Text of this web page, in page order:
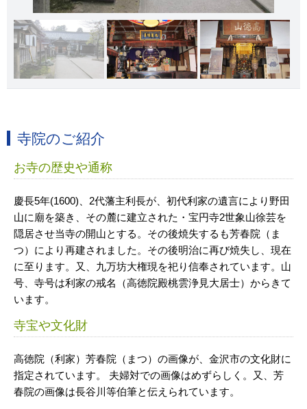
寺院のご紹介
お寺の歴史や通称
慶長5年(1600)、2代藩主利長が、初代利家の遺言により野田
山に廟を築き、その麓に建立された・宝円寺2世象山徐芸を
隠居させ当寺の開山とする。その後焼失するも芳春院（ま
つ）により再建されました。その後明治に再び焼失し、現在
に至ります。又、九万坊大権現を祀り信奉されています。山
号、寺号は利家の戒名（高徳院殿桃雲浄見大居士）からきて
います。
寺宝や文化財
高徳院（利家）芳春院（まつ）の画像が、金沢市の文化財に
指定されています。 夫婦対での画像はめずらしく。又、芳
春院の画像は長谷川等伯筆と伝えられています。